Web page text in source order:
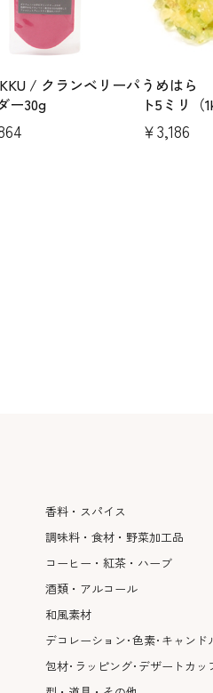
/ クランベリーパ
ー30g
うめはら
ト5ミリ（
￥3,186
香料・スパイス
調味料・食材・野菜加工品
コーヒー・紅茶・ハーブ
酒類・アルコール
和風素材
デコレーション･色素･キャンド
包材･ラッピング･デザートカッ